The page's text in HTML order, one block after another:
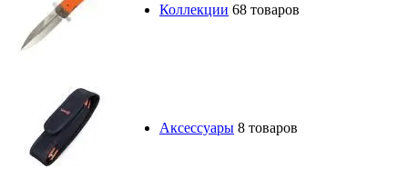
Коллекции 68 товаров
Аксессуары 8 товаров